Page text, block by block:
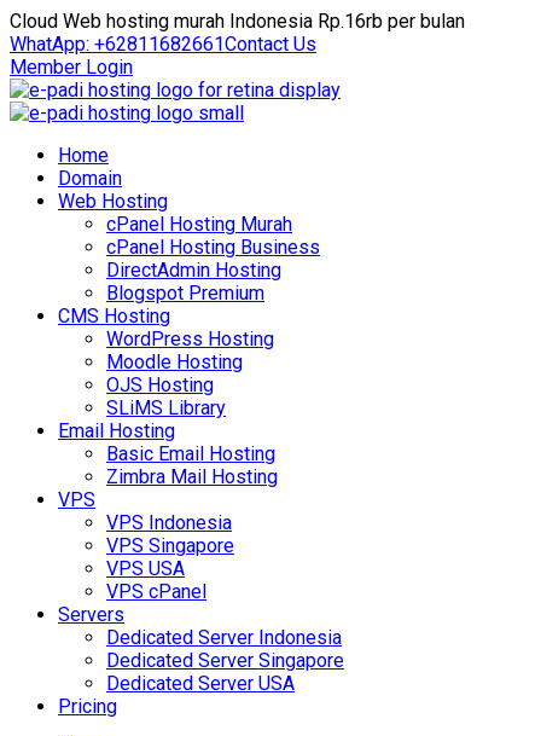
Cloud Web hosting murah Indonesia Rp.16rb per bulan
WhatApp: +62811682661Contact Us
Member Login
Home
Domain
Web Hosting
cPanel Hosting Murah
cPanel Hosting Business
DirectAdmin Hosting
Blogspot Premium
CMS Hosting
WordPress Hosting
Moodle Hosting
OJS Hosting
SLiMS Library
Email Hosting
Basic Email Hosting
Zimbra Mail Hosting
VPS
VPS Indonesia
VPS Singapore
VPS USA
VPS cPanel
Servers
Dedicated Server Indonesia
Dedicated Server Singapore
Dedicated Server USA
Pricing